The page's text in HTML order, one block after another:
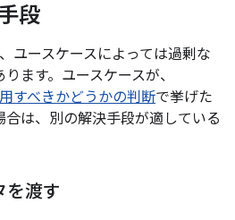
段
ユースケースによっては過剰な
ます。ユースケースが、
すべきかどうかの判断で挙げた
は、別の解決手段が適している
を渡す